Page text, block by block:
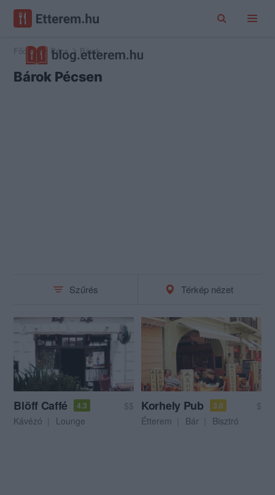
Főoldal Pécs Bárok
Bárok Pécsen
Szűrés Térkép nézet
Blöff Caffé 4.3
$$
Kávézó
Lounge
Korhely Pub 3.0
$
Étterem
Bár Bisztró